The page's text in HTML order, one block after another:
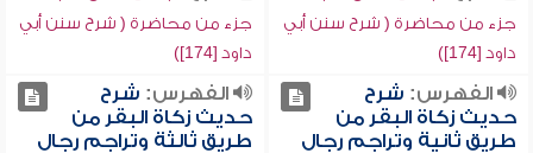
جزء من محاضرة ( شرح سنن أبي
داود [174])
جزء من محاضرة ( شرح سنن أبي
داود [174])
الفهرس: شرح
حديث زكاة البقر من
طريق ثانية وتراجم رجال
الفهرس: شرح
حديث زكاة البقر من
طريق ثالثة وتراجم رجال